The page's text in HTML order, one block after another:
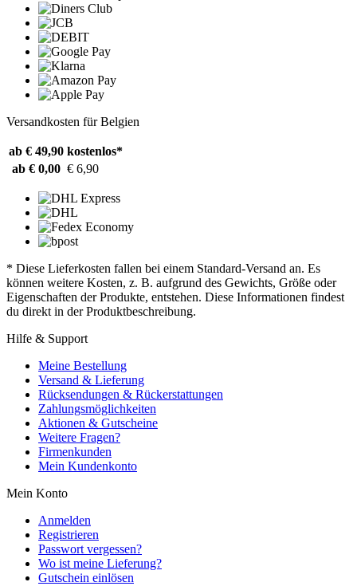
Versandkosten für Belgien
ab € 49,90 kostenlos*
ab € 0,00 € 6,90
* Diese Lieferkosten fallen bei einem Standard-Versand an. Es
können weitere Kosten, z. B. aufgrund des Gewichts, Größe oder
Eigenschaften der Produkte, entstehen. Diese Informationen findest
du direkt in der Produktbeschreibung.
Hilfe & Support
Meine Bestellung
Versand & Lieferung
Rücksendungen & Rückerstattungen
Zahlungsmöglichkeiten
Aktionen & Gutscheine
Weitere Fragen?
Firmenkunden
Mein Kundenkonto
Mein Konto
Anmelden
Registrieren
Passwort vergessen?
Wo ist meine Lieferung?
Gutschein einlösen